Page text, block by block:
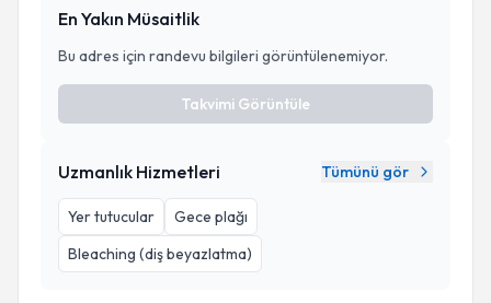
En Yakın Müsaitlik
Bu adres için randevu bilgileri görüntülenemiyor.
Takvimi Görüntüle
Uzmanlık Hizmetleri Tümünü gör
Yer tutucular
Gece plağı
Bleaching (diş beyazlatma)